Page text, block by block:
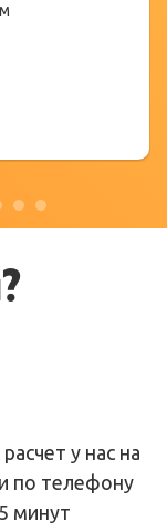
у нас на
по телефону
минут